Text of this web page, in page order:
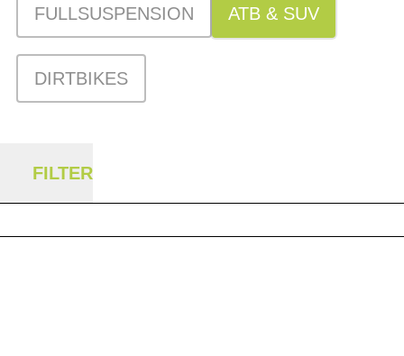
FULLSUSPENSION ATB & SUV
DIRTBIKES
FILTER